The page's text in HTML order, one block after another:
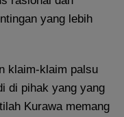
yang lebih
klaim-klaim palsu
di pihak yang yang
Kurawa memang